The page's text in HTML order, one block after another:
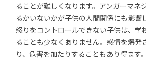
ることが難しくなります。アンガーマネ
るかいないかが子供の人間関係にも影響
怒りをコントロールできない子供は、学
ることも少なくありません。感情を爆発
り、危害を加たりすることもあり得ます